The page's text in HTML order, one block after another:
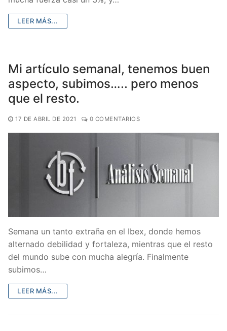
LEER MÁS...
Mi artículo semanal, tenemos buen
aspecto, subimos….. pero menos
que el resto.
17 DE ABRIL DE 2021 0 COMENTARIOS
Semana un tanto extraña en el Ibex, donde hemos
alternado debilidad y fortaleza, mientras que el resto
del mundo sube con mucha alegría. Finalmente
subimos…
LEER MÁS...